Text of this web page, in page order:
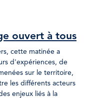
ouvert à tous
cette matinée a
d'expériences, de
sur le territoire,
les différents acteurs
enjeux liés à la